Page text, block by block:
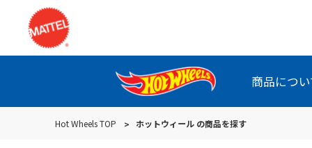
商品につい
Hot Wheels TOP ホットウィール の商品を探す